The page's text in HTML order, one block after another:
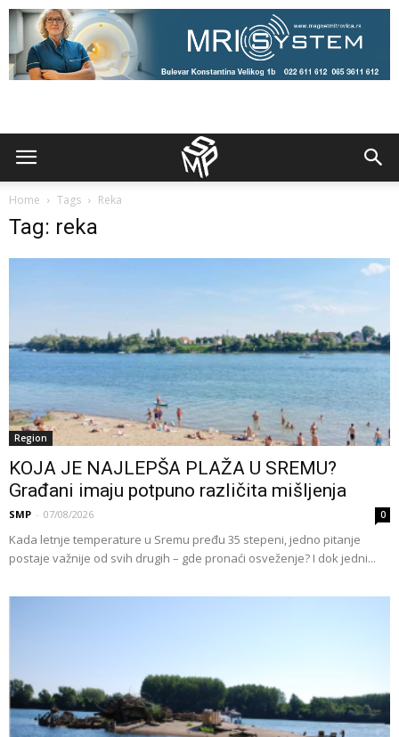
Home Tags Reka
Tag: reka
Region
KOJA JE NAJLEPŠA PLAŽA U SREMU?
Građani imaju potpuno različita mišljenja
SMP - 07/08/2026 0
Kada letnje temperature u Sremu pređu 35 stepeni, jedno pitanje
postaje važnije od svih drugih – gde pronaći osveženje? I dok jedni...